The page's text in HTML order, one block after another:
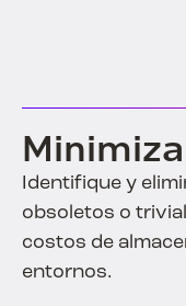
Identifique y
obsoletos o
costos de
entornos.